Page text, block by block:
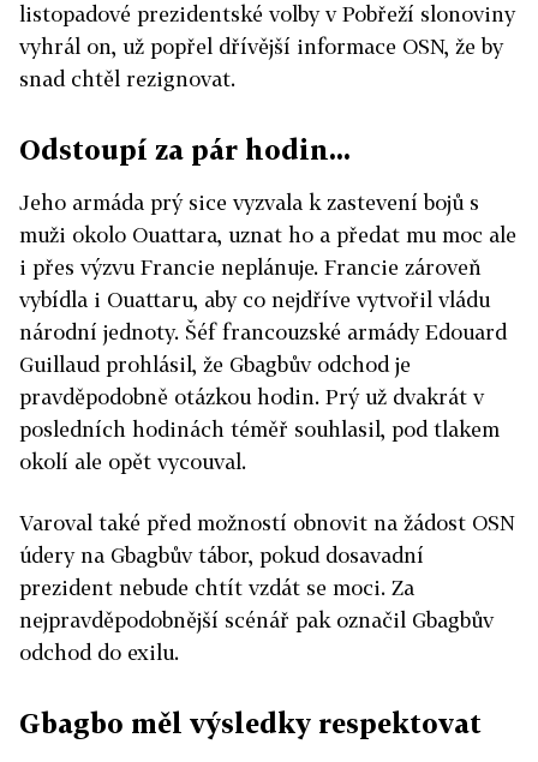
listopadové prezidentské volby v Pobřeží slonoviny
vyhrál on, už popřel dřívější informace OSN, že by
snad chtěl rezignovat.
Odstoupí za pár hodin...
Jeho armáda prý sice vyzvala k zastevení bojů s
muži okolo Ouattara, uznat ho a předat mu moc ale
i přes výzvu Francie neplánuje. Francie zároveň
vybídla i Ouattaru, aby co nejdříve vytvořil vládu
národní jednoty. Šéf francouzské armády Edouard
Guillaud prohlásil, že Gbagbův odchod je
pravděpodobně otázkou hodin. Prý už dvakrát v
posledních hodinách téměř souhlasil, pod tlakem
okolí ale opět vycouval.
Varoval také před možností obnovit na žádost OSN
údery na Gbagbův tábor, pokud dosavadní
prezident nebude chtít vzdát se moci. Za
nejpravděpodobnější scénář pak označil Gbagbův
odchod do exilu.
Gbagbo měl výsledky respektovat